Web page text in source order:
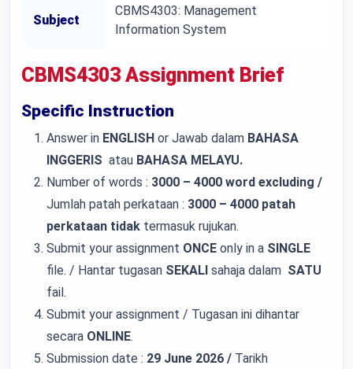
Subject
CBMS4303: Management
Information System
CBMS4303 Assignment Brief
Specific Instruction
Answer in ENGLISH or Jawab dalam BAHASA
INGGERIS atau BAHASA MELAYU.
Number of words : 3000 – 4000 word excluding /
Jumlah patah perkataan : 3000 – 4000 patah
perkataan tidak termasuk rujukan.
Submit your assignment ONCE only in a SINGLE
file. / Hantar tugasan SEKALI sahaja dalam SATU
fail.
Submit your assignment / Tugasan ini dihantar
secara ONLINE.
Submission date : 29 June 2026 / Tarikh